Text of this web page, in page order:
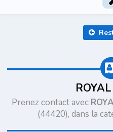
Prenez contact avec
(44420), dans la